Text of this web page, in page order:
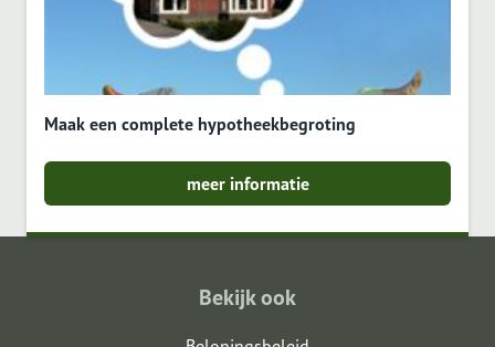
Maak een complete hypotheekbegroting
meer informatie
Bekijk ook